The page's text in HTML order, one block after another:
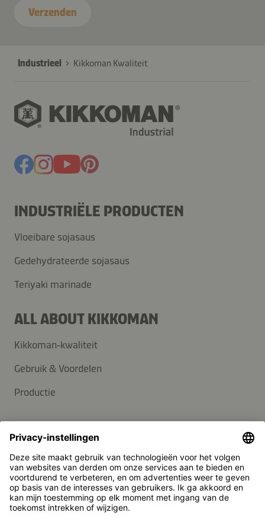
B2B-Verzenden
Industrieel Kikkoman Kwaliteit
INDUSTRIËLE PRODUCTEN
Vloeibare sojasaus
Gedehydrateerde sojasaus
Teriyaki marinade
ALL ABOUT KIKKOMAN
Kikkoman‑kwaliteit
Gebruik & Voordelen
Productie
SUPPORT
Contact
FAQ
Media